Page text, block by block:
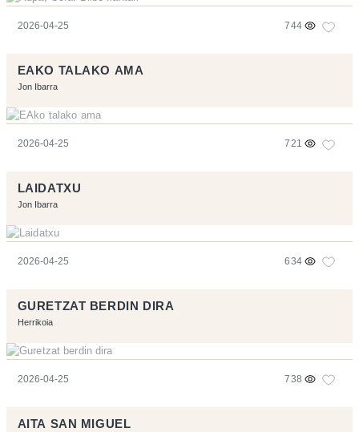
2026-04-25 744
EAKO TALAKO AMA
Jon Ibarra
2026-04-25 721
LAIDATXU
Jon Ibarra
2026-04-25 634
GURETZAT BERDIN DIRA
Herrikoia
2026-04-25 738
AITA SAN MIGUEL